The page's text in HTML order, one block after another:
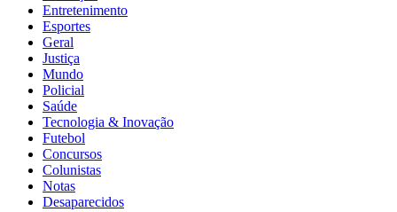
Entretenimento
Esportes
Geral
Justiça
Mundo
Policial
Saúde
Tecnologia & Inovação
Futebol
Concursos
Colunistas
Notas
Desaparecidos